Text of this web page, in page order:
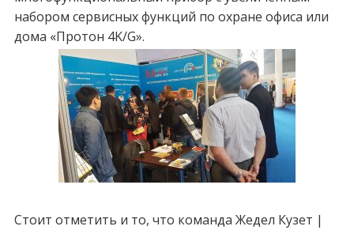
набором сервисных функций по охране офиса или
дома «Протон 4K/G».
Стоит отметить и то, что команда Жедел Кузет |